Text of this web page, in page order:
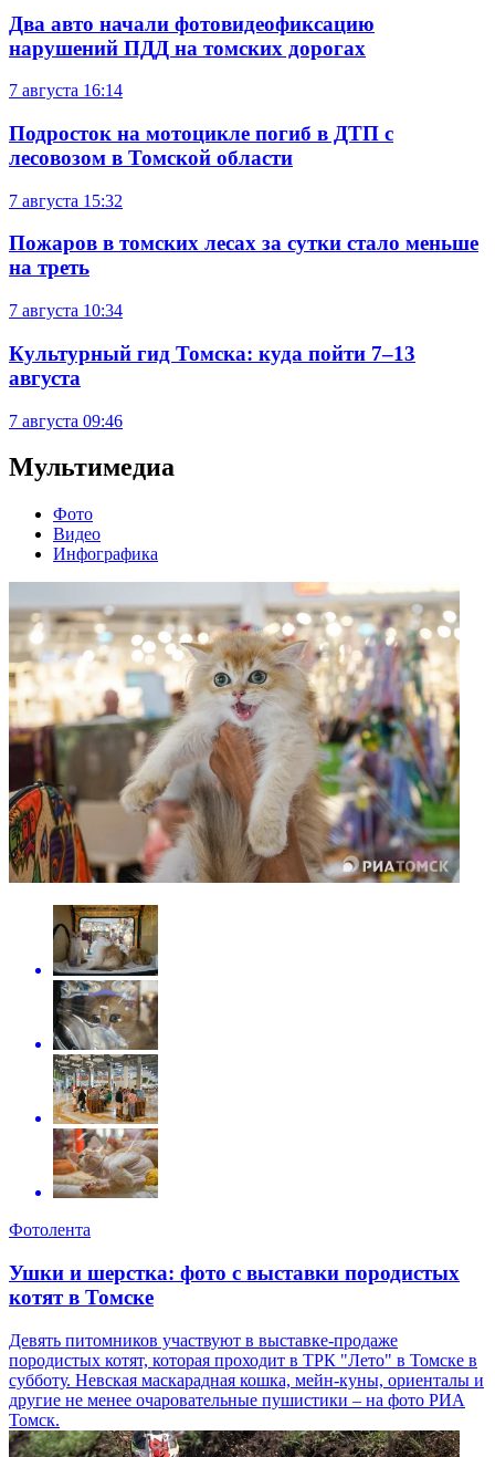
Два авто начали фотовидеофиксацию
нарушений ПДД на томских дорогах
7 августа 16:14
Подросток на мотоцикле погиб в ДТП с
лесовозом в Томской области
7 августа 15:32
Пожаров в томских лесах за сутки стало меньше
на треть
7 августа 10:34
Культурный гид Томска: куда пойти 7–13
августа
7 августа 09:46
Мультимедиа
Фото
Видео
Инфографика
Фотолента
Ушки и шерстка: фото с выставки породистых
котят в Томске
Девять питомников участвуют в выставке-продаже
породистых котят, которая проходит в ТРК "Лето" в Томске в
субботу. Невская маскарадная кошка, мейн-куны, ориенталы и
другие не менее очаровательные пушистики – на фото РИА
Томск.